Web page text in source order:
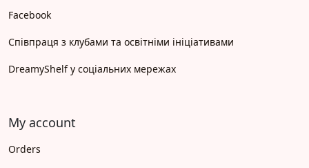
Facebook
Співпраця з клубами та освітніми ініціативами
DreamyShelf у соціальних мережах
My account
Orders